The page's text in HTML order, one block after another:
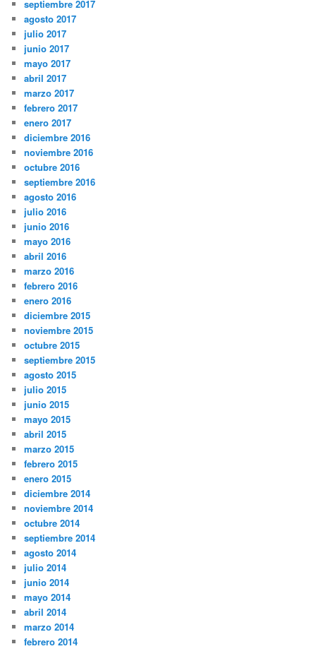
septiembre 2017
agosto 2017
julio 2017
junio 2017
mayo 2017
abril 2017
marzo 2017
febrero 2017
enero 2017
diciembre 2016
noviembre 2016
octubre 2016
septiembre 2016
agosto 2016
julio 2016
junio 2016
mayo 2016
abril 2016
marzo 2016
febrero 2016
enero 2016
diciembre 2015
noviembre 2015
octubre 2015
septiembre 2015
agosto 2015
julio 2015
junio 2015
mayo 2015
abril 2015
marzo 2015
febrero 2015
enero 2015
diciembre 2014
noviembre 2014
octubre 2014
septiembre 2014
agosto 2014
julio 2014
junio 2014
mayo 2014
abril 2014
marzo 2014
febrero 2014